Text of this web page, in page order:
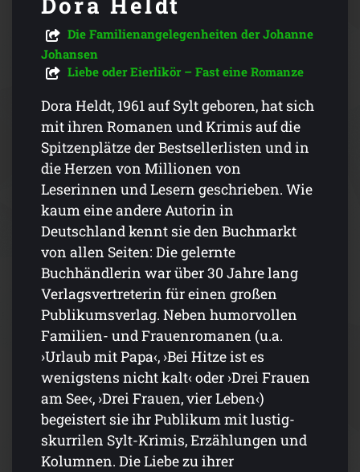
Die Familienangelegenheiten der Johanne
Johansen
Liebe oder Eierlikör – Fast eine Romanze
Dora Heldt, 1961 auf Sylt geboren, hat sich
mit ihren Romanen und Krimis auf die
Spitzenplätze der Bestsellerlisten und in
die Herzen von Millionen von
Leserinnen und Lesern geschrieben. Wie
kaum eine andere Autorin in
Deutschland kennt sie den Buchmarkt
von allen Seiten: Die gelernte
Buchhändlerin war über 30 Jahre lang
Verlagsvertreterin für einen großen
Publikumsverlag. Neben humorvollen
Familien- und Frauenromanen (u.a.
›Urlaub mit Papa‹, ›Bei Hitze ist es
wenigstens nicht kalt‹ oder ›Drei Frauen
am See‹, ›Drei Frauen, vier Leben‹)
begeistert sie ihr Publikum mit lustig-
skurrilen Sylt-Krimis, Erzählungen und
Kolumnen. Die Liebe zu ihrer